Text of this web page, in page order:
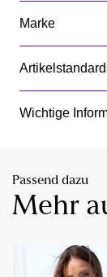
Marke
Wichtige
Passend dazu
Mehr